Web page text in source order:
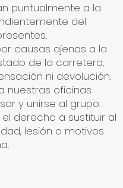
puntualmente a la
del
causas ajenas a la
de la carretera,
ni devolución.
nuestras oficinas
y unirse al grupo.
derecho a sustituir al
lesión o motivos